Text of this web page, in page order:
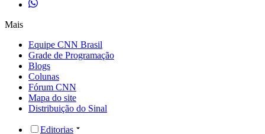
Mais
Equipe CNN Brasil
Grade de Programação
Blogs
Colunas
Fórum CNN
Mapa do site
Distribuição do Sinal
Editorias